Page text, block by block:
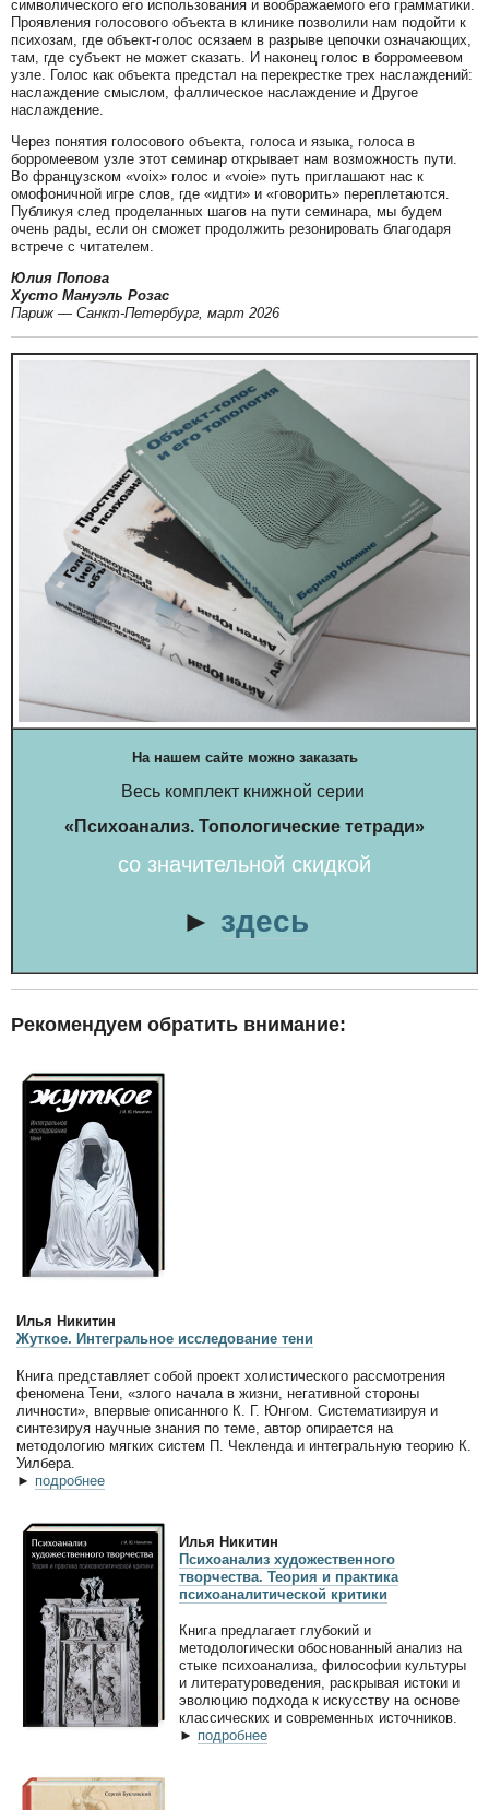
символического его использования и воображаемого его грамматики.
Проявления голосового объекта в клинике позволили нам подойти к
психозам, где объект-голос осязаем в разрыве цепочки означающих,
там, где субъект не может сказать. И наконец голос в борромеевом
узле. Голос как объекта предстал на перекрестке трех наслаждений:
наслаждение смыслом, фаллическое наслаждение и Другое
наслаждение.
Через понятия голосового объекта, голоса и языка, голоса в
борромеевом узле этот семинар открывает нам возможность пути.
Во французском «voix» голос и «voie» путь приглашают нас к
омофоничной игре слов, где «идти» и «говорить» переплетаются.
Публикуя след проделанных шагов на пути семинара, мы будем
очень рады, если он сможет продолжить резонировать благодаря
встрече с читателем.
Юлия Попова
Хусто Мануэль Розас
Париж — Санкт-Петербург, март 2026
На нашем сайте можно заказать
Весь комплект книжной серии
«Психоанализ. Топологические тетради»
со значительной скидкой
► здесь
Рекомендуем обратить внимание:
Илья Никитин
Жуткое. Интегральное исследование тени
Книга представляет собой проект холистического рассмотрения
феномена Тени, «злого начала в жизни, негативной стороны
личности», впервые описанного К. Г. Юнгом. Систематизируя и
синтезируя научные знания по теме, автор опирается на
методологию мягких систем П. Чекленда и интегральную теорию К.
Уилбера.
► подробнее
Илья Никитин
Психоанализ художественного
творчества. Теория и практика
психоаналитической критики
Книга предлагает глубокий и
методологически обоснованный анализ на
стыке психоанализа, философии культуры
и литературоведения, раскрывая истоки и
эволюцию подхода к искусству на основе
классических и современных источников.
► подробнее